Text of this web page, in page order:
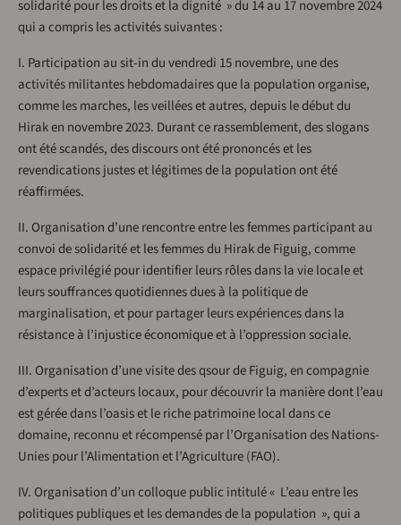
solidarité pour les droits et la dignité » du 14 au 17 novembre 2024
qui a compris les activités suivantes :
I. Participation au sit-in du vendredi 15 novembre, une des
activités militantes hebdomadaires que la population organise,
comme les marches, les veillées et autres, depuis le début du
Hirak en novembre 2023. Durant ce rassemblement, des slogans
ont été scandés, des discours ont été prononcés et les
revendications justes et légitimes de la population ont été
réaffirmées.
II. Organisation d’une rencontre entre les femmes participant au
convoi de solidarité et les femmes du Hirak de Figuig, comme
espace privilégié pour identifier leurs rôles dans la vie locale et
leurs souffrances quotidiennes dues à la politique de
marginalisation, et pour partager leurs expériences dans la
résistance à l’injustice économique et à l’oppression sociale.
III. Organisation d’une visite des qsour de Figuig, en compagnie
d’experts et d’acteurs locaux, pour découvrir la manière dont l’eau
est gérée dans l’oasis et le riche patrimoine local dans ce
domaine, reconnu et récompensé par l’Organisation des Nations-
Unies pour l’Alimentation et l’Agriculture (FAO).
IV. Organisation d’un colloque public intitulé « L’eau entre les
politiques publiques et les demandes de la population », qui a